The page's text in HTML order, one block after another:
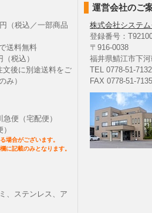
（税込／一部商品
送料無料
税込）
文後に別途送料をご
み）
便（宅配便）
場合がございます。
に記載のみとなります。
、ステンレス、ア
運営会社のご
株式会社システム
登録番号：
〒916-0038
福井県鯖江市下
TEL 0778-51-7132
FAX 0778-51-7135